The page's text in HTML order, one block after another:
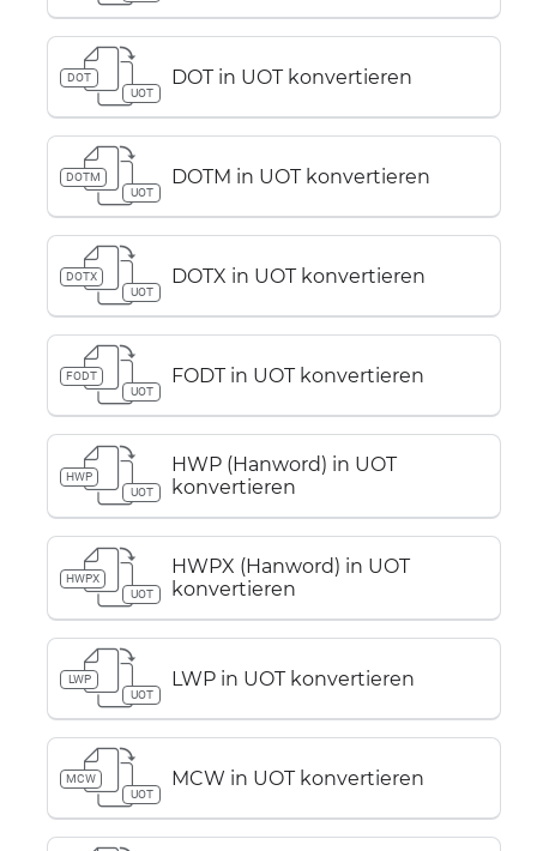
DOT
UOT
DOT in UOT konvertieren
DOTM
UOT
DOTM in UOT konvertieren
DOTX
UOT
DOTX in UOT konvertieren
FODT
UOT
FODT in UOT konvertieren
HWP
UOT
HWP (Hanword) in UOT
konvertieren
HWPX
UOT
HWPX (Hanword) in UOT
konvertieren
LWP
UOT
LWP in UOT konvertieren
MCW
UOT
MCW in UOT konvertieren